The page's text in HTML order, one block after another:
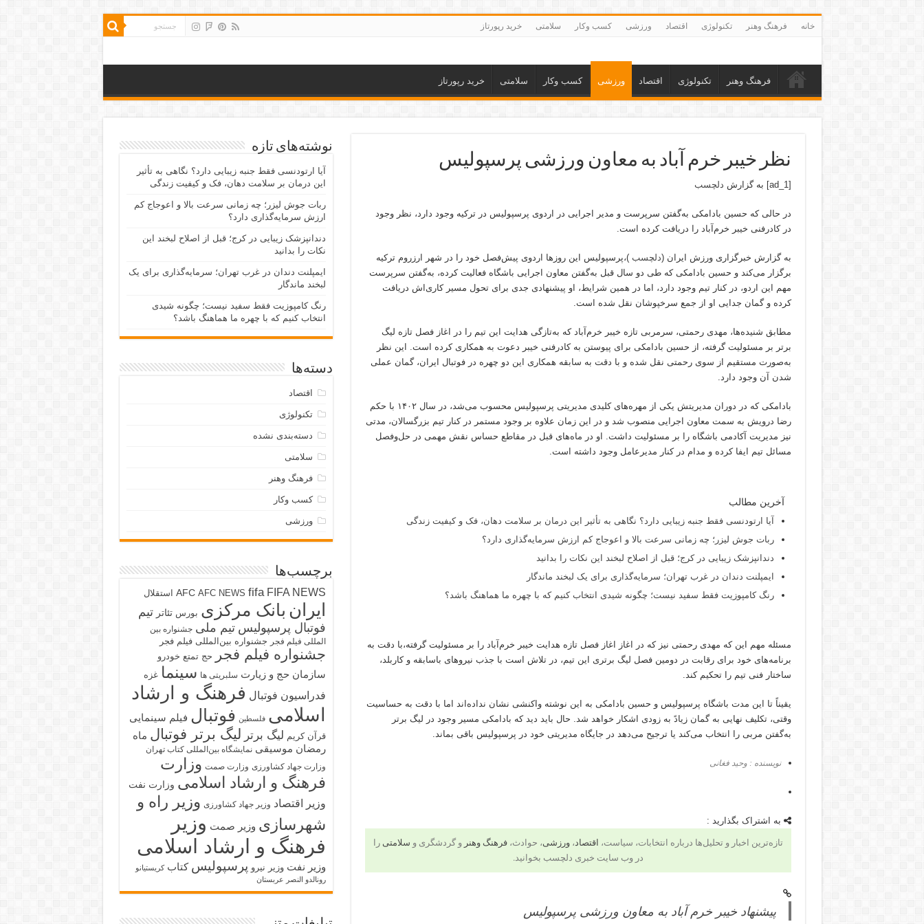
خانه فرهنگ وهنر تکنولوژی اقتصاد ورزشی کسب وکار سلامتی خرید رپورتاز
فرهنگ وهنر تکنولوژی اقتصاد ورزشی کسب وکار سلامتی خرید رپورتاز
نظر خیبر خرم آباد به معاون ورزشی پرسپولیس
[ad_1] به گزارش دلچسب
در حالی که حسین بادامکی به‌گفتن سرپرست و مدیر اجرایی در اردوی پرسپولیس در ترکیه وجود دارد، نظر وجود
در کادرفنی خیبر خرم‌آباد را دریافت کرده است.
به گزارش خبرگزاری ورزش ایران (دلچسب )،پرسپولیس این روزها اردوی پیش‌فصل خود را در شهر ارزروم ترکیه
برگزار می‌کند و حسین بادامکی که طی دو سال قبل به‌گفتن معاون اجرایی باشگاه فعالیت کرده، به‌گفتن سرپرست
مهم این اردو، در کنار تیم وجود دارد، اما در همین شرایط، او پیشنهادی جدی برای تحول مسیر کاری‌اش دریافت
کرده و گمان جدایی او از جمع سرخپوشان نقل شده است.
مطابق شنیده‌ها، مهدی رحمتی، سرمربی تازه خیبر خرم‌آباد که به‌تازگی هدایت این تیم را در اغاز فصل تازه لیگ
برتر بر مسئولیت گرفته، از حسین بادامکی برای پیوستن به کادرفنی خیبر دعوت به همکاری کرده است. این نظر
به‌صورت مستقیم از سوی رحمتی نقل شده و با دقت به سابقه همکاری این دو چهره در فوتبال ایران، گمان عملی
شدن آن وجود دارد.
بادامکی که در دوران مدیریتش یکی از مهره‌های کلیدی مدیریتی پرسپولیس محسوب می‌شد، در سال ۱۴۰۲ با حکم
رضا درویش به سمت معاون اجرایی منصوب شد و در این زمان علاوه بر وجود مستمر در کنار تیم بزرگسالان، مدتی
نیز مدیریت آکادمی باشگاه را بر مسئولیت داشت. او در ماه‌های قبل در مقاطع حساس نقش مهمی در حل‌وفصل
مسائل تیم ایفا کرده و مدام در کنار مدیرعامل وجود داشته است.
آخرین مطالب
آیا ارتودنسی فقط جنبه زیبایی دارد؟ نگاهی به تأثیر این درمان بر سلامت دهان، فک و کیفیت زندگی
ربات جوش لیزر؛ چه زمانی سرعت بالا و اعوجاج کم ارزش سرمایه‌گذاری دارد؟
دندانپزشک زیبایی در کرج؛ قبل از اصلاح لبخند این نکات را بدانید
ایمپلنت دندان در غرب تهران؛ سرمایه‌گذاری برای یک لبخند ماندگار
رنگ کامپوزیت فقط سفید نیست؛ چگونه شیدی انتخاب کنیم که با چهره ما هماهنگ باشد؟
مسئله مهم این که مهدی رحمتی نیز که در اغاز اغاز فصل تازه هدایت خیبر خرم‌آباد را بر مسئولیت گرفته،با دقت به
برنامه‌های خود برای رقابت در دومین فصل لیگ برتری این تیم، در تلاش است با جذب نیروهای باسابقه و کاربلد،
ساختار فنی تیم را تحکیم کند.
یقیناً تا این مدت باشگاه پرسپولیس و حسین بادامکی به این نوشته واکنشی نشان نداده‌اند اما با دقت به حساسیت
وقتی، تکلیف نهایی به گمان زیادً به زودی اشکار خواهد شد. حال باید دید که بادامکی مسیر وجود در لیگ برتر
به‌گفتن مربی را انتخاب می‌کند یا ترجیح می‌دهد در جایگاه مدیریتی خود در پرسپولیس باقی بماند.
نویسنده : وحید فغانی
به اشتراک بگذارید :
تازه‌ترین اخبار و تحلیل‌ها درباره انتخابات، سیاست، اقتصاد،ورزشی، حوادث،فرهنگ وهنر و گردشگری و سلامتی را
در وب سایت خبری دلچسب بخوانید.
پیشنهاد خیبر خرم آباد به معاون ورزشی پرسپولیس
نوشته‌های تازه
آیا ارتودنسی فقط جنبه زیبایی دارد؟ نگاهی به تأثیر
این درمان بر سلامت دهان، فک و کیفیت زندگی
ربات جوش لیزر؛ چه زمانی سرعت بالا و اعوجاج کم
ارزش سرمایه‌گذاری دارد؟
دندانپزشک زیبایی در کرج؛ قبل از اصلاح لبخند این
نکات را بدانید
ایمپلنت دندان در غرب تهران؛ سرمایه‌گذاری برای یک
لبخند ماندگار
رنگ کامپوزیت فقط سفید نیست؛ چگونه شیدی
انتخاب کنیم که با چهره ما هماهنگ باشد؟
دسته‌ها
اقتصاد
تکنولوژی
دسته‌بندی نشده
سلامتی
فرهنگ وهنر
کسب وکار
ورزشی
برچسب‌ها
AFC AFC NEWS fifa FIFA NEWS استقلال
ایران بانک مرکزی بورس تئاتر تیم
فوتبال پرسپولیس تیم ملی جشنواره بین
المللی فیلم فجر جشنواره بین‌المللی فیلم فجر
جشنواره فیلم فجر حج تمتع خودرو
سازمان حج و زیارت سلبریتی ها سینما غزه
فدراسیون فوتبال فرهنگ و ارشاد
اسلامی فلسطین فوتبال فیلم سینمایی
قرآن کریم لیگ برتر لیگ برتر فوتبال ماه
رمضان موسیقی نمایشگاه بین‌المللی کتاب تهران
وزارت جهاد کشاورزی وزارت صمت وزارت
فرهنگ و ارشاد اسلامی وزارت نفت
وزیر اقتصاد وزیر جهاد کشاورزی وزیر راه و
شهرسازی وزیر صمت وزیر
فرهنگ و ارشاد اسلامی
وزیر نفت وزیر نیرو پرسپولیس کتاب کریستیانو
رونالدو النصر عربستان